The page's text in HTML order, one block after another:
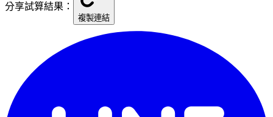
分享試算結果：
複製連結